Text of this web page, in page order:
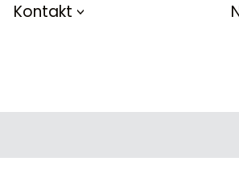
Kontakt